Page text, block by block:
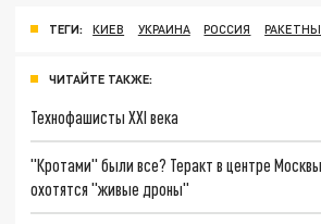
ТЕГИ: КИЕВ УКРАИНА РОССИЯ
ЧИТАЙТЕ ТАКЖЕ:
Технофашисты XXI века
"Кротами" были все? Теракт в центре
охотятся "живые дроны"